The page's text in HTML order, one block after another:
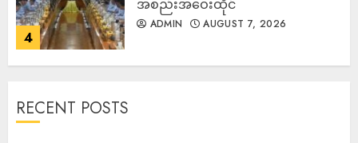
4
အစည်းအဝေးထိုင်
ADMIN AUGUST 7, 2026
RECENT POSTS